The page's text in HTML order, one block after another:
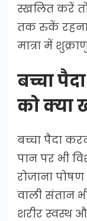
स्खलित करें
तक रुकें रहना
मात्रा में
बच्चा
को क्या
बच्चा पैदा
पान पर भी
रोजाना
वाली संतान
शरीर स्वस्थ